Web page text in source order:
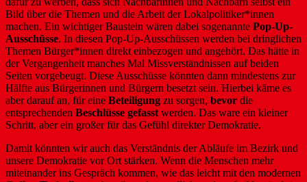
Bild über die Themen und die Arbeit der Lokalpolitiker*innen
machen. Ein wichtiger Baustein wären dabei sogenannte Pop-Up-
Ausschüsse. In diesen Pop-Up-Ausschüssen werden bei dringlichen
Themen Bürger*innen direkt einbezogen und angehört. Das hätte in
der Vergangenheit manches Mal Missverständnissen auf beiden
Seiten vorgebeugt. Diese Ausschüsse könnten dann mindestens zur
Hälfte aus Bürgerinnen und Bürgern besetzt sein. Hierbei käme es
aber darauf an, für eine Beteiligung zu sorgen, bevor die
entsprechenden Beschlüsse gefasst werden. Das ware ein kleiner
Schritt, aber ein großer für das Gefühl direkter Demokratie.
Damit könnten wir auch das Verständnis der Abläufe im Bezirk und
unsere Demokratie vor Ort stärken. Wenn die Menschen mehr
miteinander ins Gespräch kommen, wie das leicht mit den modernen